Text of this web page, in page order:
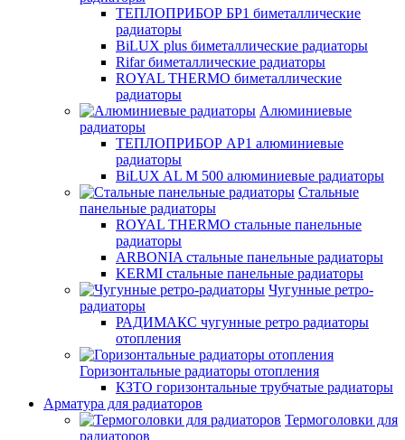
ТЕПЛОПРИБОР БР1 биметаллические
радиаторы
BiLUX plus биметаллические радиаторы
Rifar биметаллические радиаторы
ROYAL THERMO биметаллические
радиаторы
Алюминиевые
радиаторы
ТЕПЛОПРИБОР АР1 алюминиевые
радиаторы
BiLUX AL M 500 алюминиевые радиаторы
Стальные
панельные радиаторы
ROYAL THERMO стальные панельные
радиаторы
ARBONIA стальные панельные радиаторы
KERMI стальные панельные радиаторы
Чугунные ретро-
радиаторы
РАДИМАКС чугунные ретро радиаторы
отопления
Горизонтальные радиаторы отопления
КЗТО горизонтальные трубчатые радиаторы
Арматура для радиаторов
Термоголовки для
радиаторов